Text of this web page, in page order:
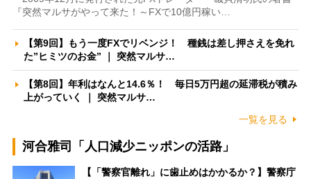
『突然マルサがやって来た！～FXで10億円稼い…
【第9回】もう一度FXでリベンジ！ 種銭は差し押さえを免れ
た”ヒミツのお金” ｜ 突然マルサ…
【第8回】年利はなんと14.6％！ 毎日5万円超の延滞税が積み
上がっていく ｜ 突然マルサ…
一覧を見る
河合雅司「人口減少ニッポンの活路」
【「警察官離れ」に歯止めはかかるか？】警察庁